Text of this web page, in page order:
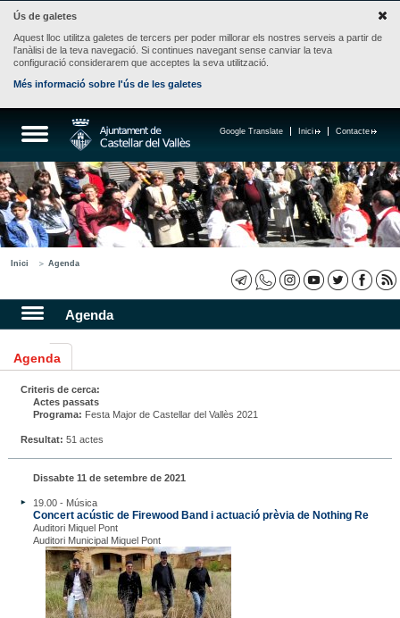
Ús de galetes
Aquest lloc utilitza galetes de tercers per poder millorar els nostres serveis a partir de
l'anàlisi de la teva navegació. Si continues navegant sense canviar la teva
configuració considerarem que acceptes la seva utilització.
Més informació sobre l'ús de les galetes
Contacte
Inici
Google Translate
Inici Agenda
Agenda
Agenda
Criteris de cerca:
Actes passats
Programa: Festa Major de Castellar del Vallès 2021
Resultat: 51 actes
Dissabte 11 de setembre de 2021
19.00 - Música
Concert acústic de Firewood Band i actuació prèvia de Nothing Re
Auditori Miquel Pont
Auditori Municipal Miquel Pont